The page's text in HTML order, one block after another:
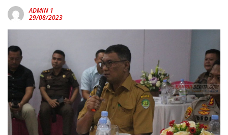
ADMIN 1
29/08/2023